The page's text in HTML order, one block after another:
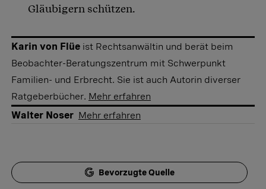
Gläubigern schützen.
Karin von Flüe ist Rechtsanwältin und berät beim
Beobachter-Beratungszentrum mit Schwerpunkt
Familien- und Erbrecht. Sie ist auch Autorin diverser
Ratgeberbücher. Mehr erfahren
Walter Noser Mehr erfahren
Bevorzugte Quelle